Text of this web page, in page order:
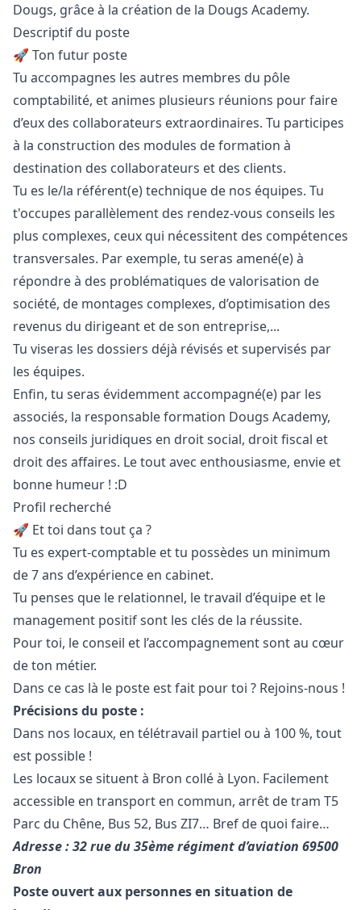
Dougs, grâce à la création de la Dougs Academy.
Descriptif du poste
🚀 Ton futur poste
Tu accompagnes les autres membres du pôle
comptabilité, et animes plusieurs réunions pour faire
d’eux des collaborateurs extraordinaires. Tu participes
à la construction des modules de formation à
destination des collaborateurs et des clients.
Tu es le/la référent(e) technique de nos équipes. Tu
t'occupes parallèlement des rendez-vous conseils les
plus complexes, ceux qui nécessitent des compétences
transversales. Par exemple, tu seras amené(e) à
répondre à des problématiques de valorisation de
société, de montages complexes, d’optimisation des
revenus du dirigeant et de son entreprise,...
Tu viseras les dossiers déjà révisés et supervisés par
les équipes.
Enfin, tu seras évidemment accompagné(e) par les
associés, la responsable formation Dougs Academy,
nos conseils juridiques en droit social, droit fiscal et
droit des affaires. Le tout avec enthousiasme, envie et
bonne humeur ! :D
Profil recherché
🚀 Et toi dans tout ça ?
Tu es expert-comptable et tu possèdes un minimum
de 7 ans d’expérience en cabinet.
Tu penses que le relationnel, le travail d’équipe et le
management positif sont les clés de la réussite.
Pour toi, le conseil et l’accompagnement sont au cœur
de ton métier.
Dans ce cas là le poste est fait pour toi ? Rejoins-nous !
Précisions du poste :
Dans nos locaux, en télétravail partiel ou à 100 %, tout
est possible !
Les locaux se situent à Bron collé à Lyon. Facilement
accessible en transport en commun, arrêt de tram T5
Parc du Chêne, Bus 52, Bus ZI7… Bref de quoi faire…
Adresse : 32 rue du 35ème régiment d’aviation 69500
Bron
Poste ouvert aux personnes en situation de